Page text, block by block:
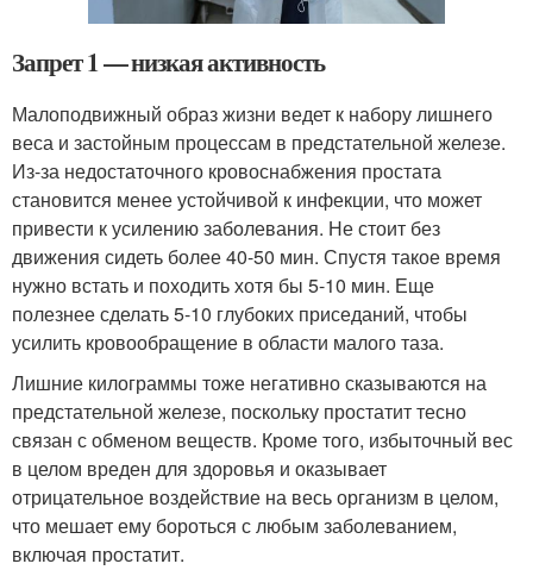
Запрет 1 — низкая активность
Малоподвижный образ жизни ведет к набору лишнего
веса и застойным процессам в предстательной железе.
Из-за недостаточного кровоснабжения простата
становится менее устойчивой к инфекции, что может
привести к усилению заболевания. Не стоит без
движения сидеть более 40-50 мин. Спустя такое время
нужно встать и походить хотя бы 5-10 мин. Еще
полезнее сделать 5-10 глубоких приседаний, чтобы
усилить кровообращение в области малого таза.
Лишние килограммы тоже негативно сказываются на
предстательной железе, поскольку простатит тесно
связан с обменом веществ. Кроме того, избыточный вес
в целом вреден для здоровья и оказывает
отрицательное воздействие на весь организм в целом,
что мешает ему бороться с любым заболеванием,
включая простатит.